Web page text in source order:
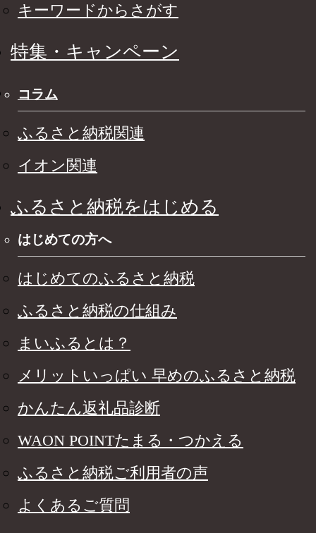
キーワードからさがす
特集・キャンペーン
コラム
ふるさと納税関連
イオン関連
ふるさと納税をはじめる
はじめての方へ
はじめてのふるさと納税
ふるさと納税の仕組み
まいふるとは？
メリットいっぱい 早めのふるさと納税
かんたん返礼品診断
WAON POINTたまる・つかえる
ふるさと納税ご利用者の声
よくあるご質問